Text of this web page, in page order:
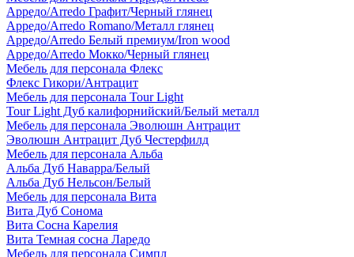
Арредо/Arredo Графит/Черный глянец
Арредо/Arredo Romano/Металл глянец
Арредо/Arredo Белый премиум/Iron wood
Арредо/Arredo Мокко/Черный глянец
Мебель для персонала Флекс
Флекс Гикори/Антрацит
Мебель для персонала Tour Light
Tour Light Дуб калифорнийский/Белый металл
Мебель для персонала Эволюшн Антрацит
Эволюшн Антрацит Дуб Честерфилд
Мебель для персонала Альба
Альба Дуб Наварра/Белый
Альба Дуб Нельсон/Белый
Мебель для персонала Вита
Вита Дуб Сонома
Вита Сосна Карелия
Вита Темная сосна Ларедо
Мебель для персонала Симпл